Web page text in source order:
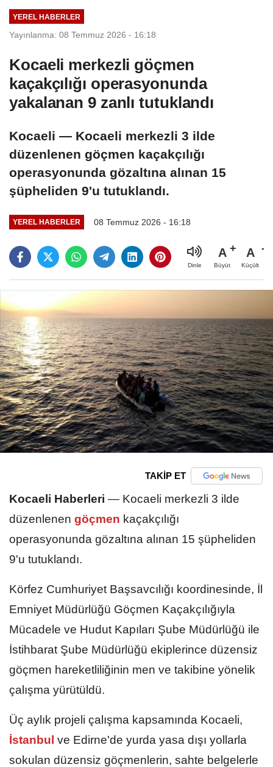
sonuçlanma
aşamasında
YEREL HABERLER
Yayınlanma: 08 Temmuz 2026 - 16:18
Kocaeli merkezli göçmen
kaçakçılığı operasyonunda
yakalanan 9 zanlı tutuklandı
Kocaeli — Kocaeli merkezli 3 ilde
düzenlenen göçmen kaçakçılığı
operasyonunda gözaltına alınan 15
şüpheliden 9'u tutuklandı.
YEREL HABERLER 08 Temmuz 2026 - 16:18
Dinle
A
Büyüt
A
Küçült
TAKİP ET
Kocaeli Haberleri — Kocaeli merkezli 3 ilde
düzenlenen göçmen kaçakçılığı
operasyonunda gözaltına alınan 15 şüpheliden
9'u tutuklandı.
Körfez Cumhuriyet Başsavcılığı koordinesinde, İl
Emniyet Müdürlüğü Göçmen Kaçakçılığıyla
Mücadele ve Hudut Kapıları Şube Müdürlüğü ile
İstihbarat Şube Müdürlüğü ekiplerince düzensiz
göçmen hareketliliğinin men ve takibine yönelik
çalışma yürütüldü.
Üç aylık projeli çalışma kapsamında Kocaeli,
İstanbul ve Edirne'de yurda yasa dışı yollarla
sokulan düzensiz göçmenlerin, sahte belgelerle